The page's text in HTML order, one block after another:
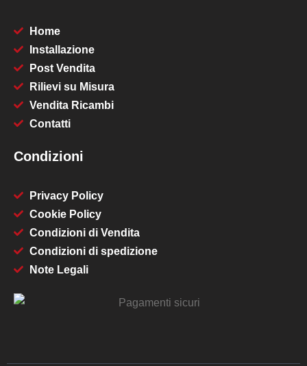
Home
Installazione
Post Vendita
Rilievi su Misura
Vendita Ricambi
Contatti
Condizioni
Privacy Policy
Cookie Policy
Condizioni di Vendita
Condizioni di spedizione
Note Legali